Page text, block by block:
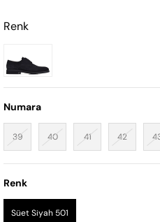
Renk
Numara
39 40 41 42
Renk
Süet Siyah 501